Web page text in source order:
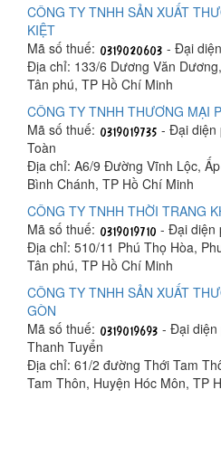
CÔNG TY TNHH SẢN XUẤT
KIỆT
Mã số thuế:
- Đại
Địa chỉ: 133/6 Dương Văn
Tân phú, TP Hồ Chí Minh
CÔNG TY TNHH THƯƠNG MẠI
Mã số thuế:
- Đại diện
Toàn
Địa chỉ: A6/9 Đường Vĩnh Lộc,
Bình Chánh, TP Hồ Chí Minh
CÔNG TY TNHH THỜI TRANG
Mã số thuế:
- Đại diện
Địa chỉ: 510/11 Phú Thọ Hòa,
Tân phú, TP Hồ Chí Minh
CÔNG TY TNHH SẢN XUẤT
GÒN
Mã số thuế:
- Đại diện
Thanh Tuyển
Địa chỉ: 61/2 đường Thới Tam
Tam Thôn, Huyện Hóc Môn, TP